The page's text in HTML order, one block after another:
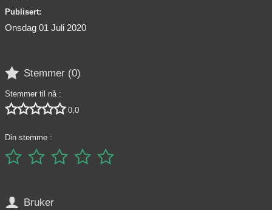
Publisert:
Onsdag 01 Juli 2020
 Stemmer (0)
Stemmer til nå :
 0,0
Din stemme :
    
 Bruker